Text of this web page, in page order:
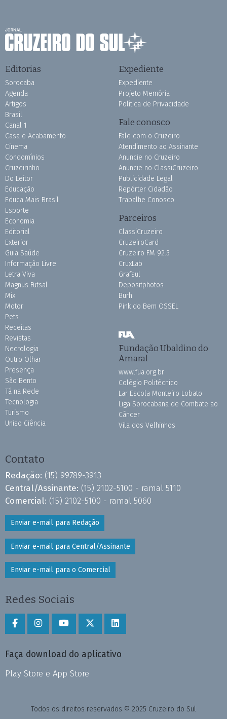
Editorias
Sorocaba
Agenda
Artigos
Brasil
Canal 1
Casa e Acabamento
Cinema
Condomínios
Cruzeirinho
Do Leitor
Educação
Educa Mais Brasil
Esporte
Economia
Editorial
Exterior
Guia Saúde
Informação Livre
Letra Viva
Magnus Futsal
Mix
Motor
Pets
Receitas
Revistas
Necrologia
Outro Olhar
Presença
São Bento
Tá na Rede
Tecnologia
Turismo
Uniso Ciência
Expediente
Expediente
Projeto Memória
Política de Privacidade
Fale conosco
Fale com o Cruzeiro
Atendimento ao Assinante
Anuncie no Cruzeiro
Anuncie no ClassiCruzeiro
Publicidade Legal
Repórter Cidadão
Trabalhe Conosco
Parceiros
ClassiCruzeiro
CruzeiroCard
Cruzeiro FM 92.3
CruxLab
Grafsul
Depositphotos
Burh
Pink do Bem OSSEL
Fundação Ubaldino do
Amaral
www.fua.org.br
Colégio Politécnico
Lar Escola Monteiro Lobato
Liga Sorocabana de Combate ao
Câncer
Vila dos Velhinhos
Contato
Redação: (15) 99789-3913
Central/Assinante: (15) 2102-5100 - ramal 5110
Comercial: (15) 2102-5100 - ramal 5060
Enviar e-mail para Redação
Enviar e-mail para Central/Assinante
Enviar e-mail para o Comercial
Redes Sociais
Faça download do aplicativo
Play Store e App Store
Todos os direitos reservados © 2025 Cruzeiro do Sul